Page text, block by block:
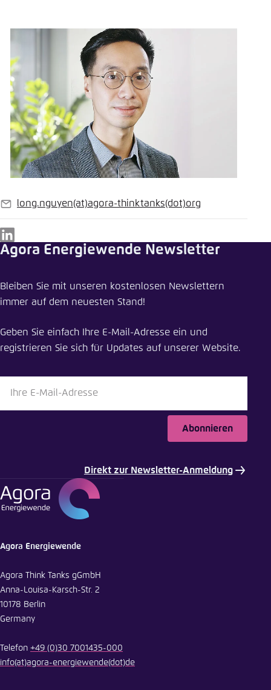
E-
Mail
long.nguyen(at)agora-thinktanks(dot)org
LinkedIn
Agora Energiewende Newsletter
Bleiben Sie mit unseren kostenlosen Newslettern
immer auf dem neuesten Stand!
Geben Sie einfach Ihre E-Mail-Adresse ein und
registrieren Sie sich für Updates auf unserer Website.
Abonnieren
Direkt zur Newsletter-Anmeldung
Agora Energiewende
Agora Think Tanks gGmbH
Anna-Louisa-Karsch-Str. 2
10178 Berlin
Germany
Telefon +49 (0)30 7001435-000
info(at)agora-energiewende(dot)de